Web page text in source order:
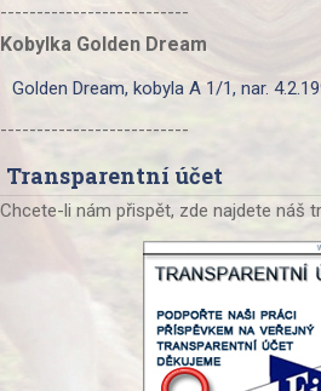
--------------------------
Kobylka Golden Dream
Golden Dream, kobyla A 1/1, nar.
--------------------------
Transparentní účet
Chcete-li nám přispět, zde najdete náš